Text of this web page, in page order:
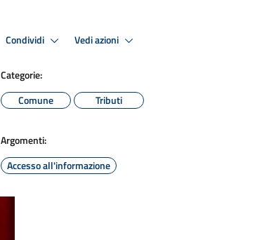
Condividi Vedi azioni
Categorie:
Comune
Tributi
Argomenti:
Accesso all'informazione